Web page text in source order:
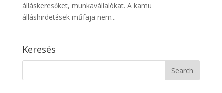
álláskeresőket, munkavállalókat. A kamu
álláshirdetések műfaja nem...
Keresés